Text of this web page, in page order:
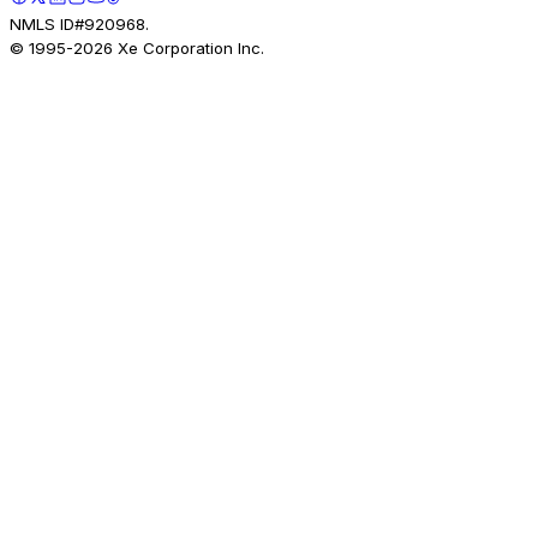
NMLS ID#920968.
© 1995-2026 Xe Corporation Inc.